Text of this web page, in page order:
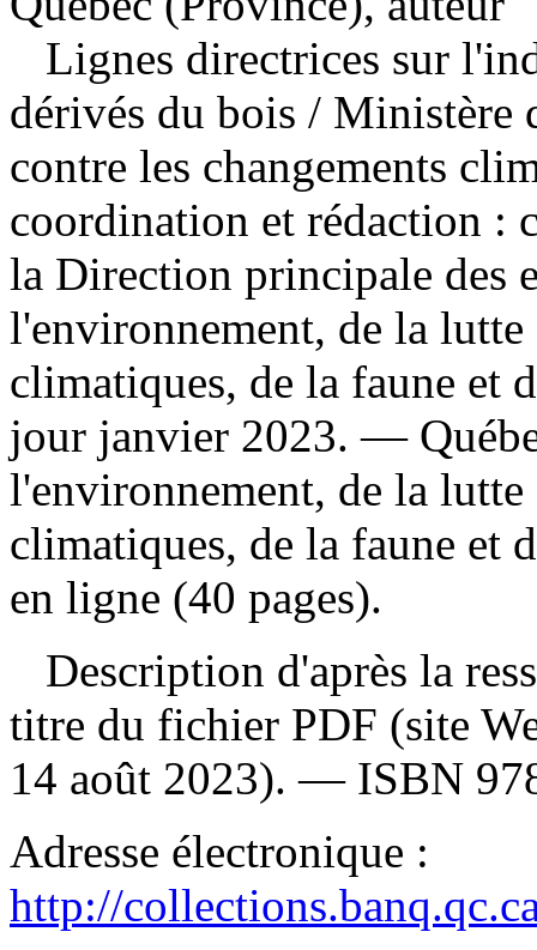
Lignes directrices sur
dérivés du bois / Ministère
contre les changements
coordination et rédaction :
la Direction principale des
l'environnement, de la lutte
climatiques, de la faune et
jour janvier 2023. —
l'environnement, de la lutte
climatiques, de la faune et
en ligne (40 pages).
Description d'après la
titre du fichier PDF (site
14 août 2023). — ISBN
Adresse électronique :
http://